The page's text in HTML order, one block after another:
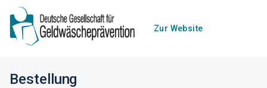
Zur Website
Bestellung